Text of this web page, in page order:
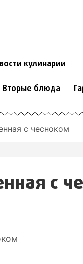
кулинарии
Вторые блюда
с чесноком
с